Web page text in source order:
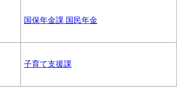
国保年金課 国民年金
子育て支援課